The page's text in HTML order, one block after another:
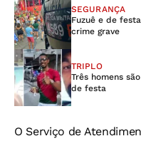
SEGURANÇA
Fuzuê e de
crime grave
TRIPLO
Três homens
de festa
O Serviço de